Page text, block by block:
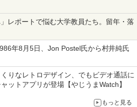
レポートで悩む大学教員たち。留年・落
年8月5日、Jon Postel氏から村井純氏
りなレトロデザイン、でもビデオ通話に
ットアプリが登場【やじうまWatch】
もっと見る